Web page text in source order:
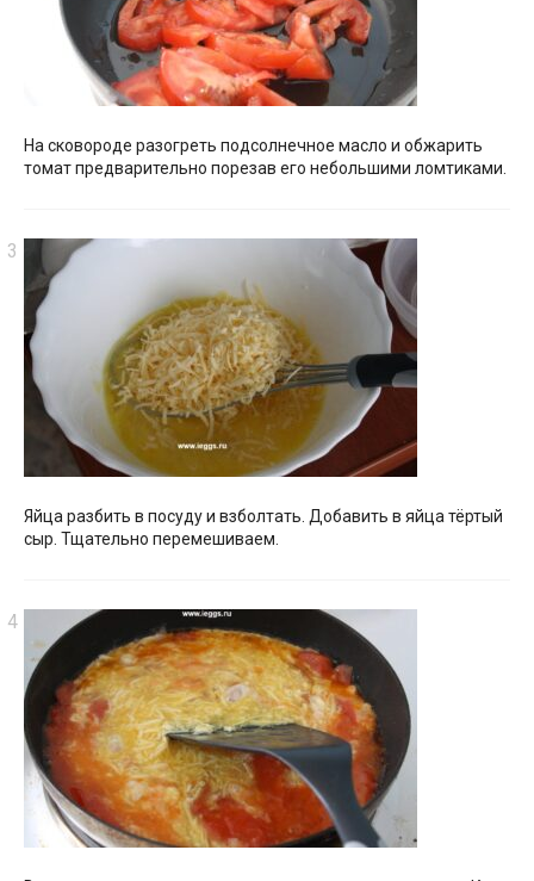
На сковороде разогреть подсолнечное масло и обжарить
томат предварительно порезав его небольшими ломтиками.
Яйца разбить в посуду и взболтать. Добавить в яйца тёртый
сыр. Тщательно перемешиваем.